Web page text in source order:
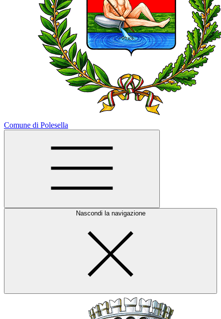
Comune di Polesella
Nascondi la navigazione